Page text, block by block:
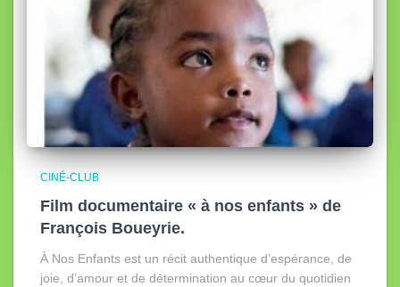
CINÉ-CLUB
Film documentaire « à nos enfants » de
François Boueyrie.
À Nos Enfants est un récit authentique d’espérance, de
joie, d’amour et de détermination au cœur du quotidien